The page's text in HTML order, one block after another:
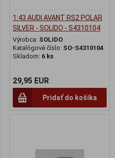
1:43 AUDI AVANT RS2 POLAR
SILVER - SOLIDO - S4310104
Výrobca: SOLIDO
Katalógové číslo: SO-S4310104
Skladom: 6 ks
29,95 EUR
Pridať do košíka